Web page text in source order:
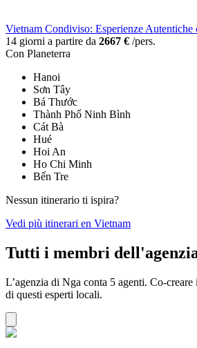
Vietnam Condiviso: Esperienze
14 giorni a partire da 2667 € /pers.
Con Planeterra
Hanoi
Sơn Tây
Bá Thước
Thành Phố Ninh Bình
Cát Bà
Hué
Hoi An
Ho Chi Minh
Bến Tre
Nessun itinerario ti ispira?
Vedi più itinerari en Vietnam
Tutti i membri
L’agenzia di Nga conta 5 agenti. Co-
di questi esperti locali.